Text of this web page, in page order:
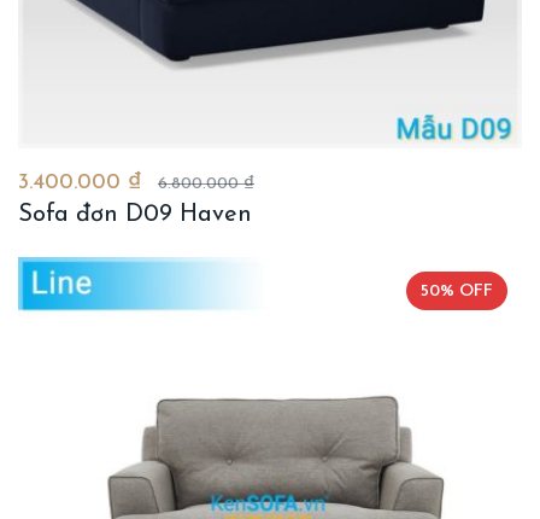
3.400.000 ₫ 6.800.000 ₫
Sofa đơn D09 Haven
50% OFF